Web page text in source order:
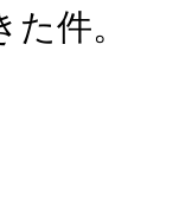
件。